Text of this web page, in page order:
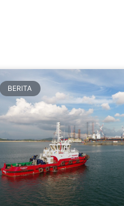
BERITA